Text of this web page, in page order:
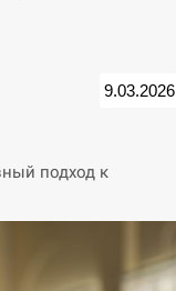
9.03.2026
подход к